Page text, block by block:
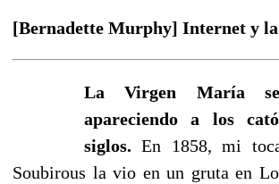
[Bernadette Murphy] Internet y
La Virgen María
apareciendo a los
siglos. En 1858, mi
Soubirous la vio en un gruta en